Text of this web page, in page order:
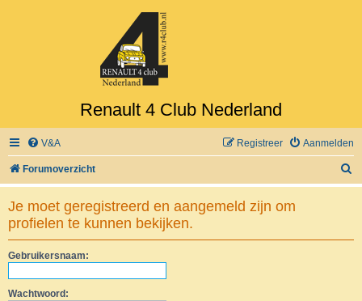
Renault 4 Club Nederland
V&A Aanmelden
Registreer
Forumoverzicht
o
Je moet geregistreerd en aangemeld zijn om
profielen te kunnen bekijken.
Gebruikersnaam:
Wachtwoord: